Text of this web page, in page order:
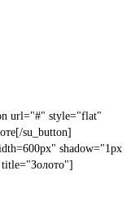
url="#" style="flat"
su_button]
shadow="1px